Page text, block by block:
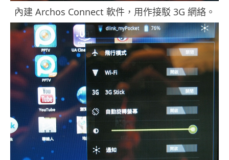
內建 Archos Connect 軟件，用作接駁 3G 網絡。